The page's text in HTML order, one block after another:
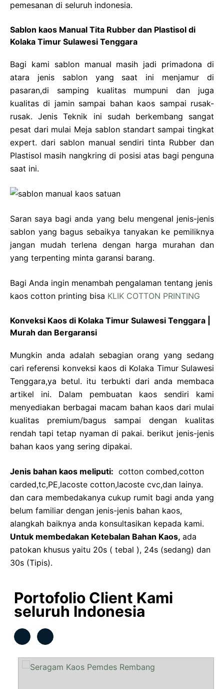
pemesanan di seluruh indonesia.
Sablon kaos Manual Tita Rubber dan Plastisol di
Kolaka Timur Sulawesi Tenggara
Bagi kami sablon manual masih jadi primadona di
atara jenis sablon yang saat ini menjamur di
pasaran,di samping kualitas mumpuni dan juga
kualitas di jamin sampai bahan kaos sampai rusak-
rusak. Jenis Teknik ini sudah berkembang sangat
pesat dari mulai Meja sablon standart sampai tingkat
expert. dari sablon manual sendiri tinta Rubber dan
Plastisol masih nangkring di posisi atas bagi penguna
saat ini.
Saran saya bagi anda yang belu mengenal jenis-jenis
sablon yang bagus sebaikya tanyakan ke pemiliknya
jangan mudah terlena dengan harga murahan dan
yang terpenting minta garansi barang.
Bagi Anda ingin menambah pengalaman tentang jenis
kaos cotton printing bisa KLIK COTTON PRINTING
Konveksi Kaos di Kolaka Timur Sulawesi Tenggara |
Murah dan Bergaransi
Mungkin anda adalah sebagian orang yang sedang
cari referensi konveksi kaos di Kolaka Timur Sulawesi
Tenggara,ya betul. itu terbukti dari anda membaca
artikel ini. Dalam pembuatan kaos sendiri kami
menyediakan berbagai macam bahan kaos dari mulai
kualitas premium/bagus sampai dengan kualitas
rendah tapi tetap nyaman di pakai. berikut jenis-jenis
bahan kaos yang sering dipakai.
Jenis bahan kaos meliputi: cotton combed,cotton
carded,tc,PE,lacoste cotton,lacoste cvc,dan lainya.
dan cara membedakanya cukup rumit bagi anda yang
belum familiar dengan jenis-jenis bahan kaos,
alangkah baiknya anda konsultasikan kepada kami.
Untuk membedakan Ketebalan Bahan Kaos, ada
patokan khusus yaitu 20s ( tebal ), 24s (sedang) dan
30s (Tipis).
Portofolio Client Kami
seluruh Indonesia